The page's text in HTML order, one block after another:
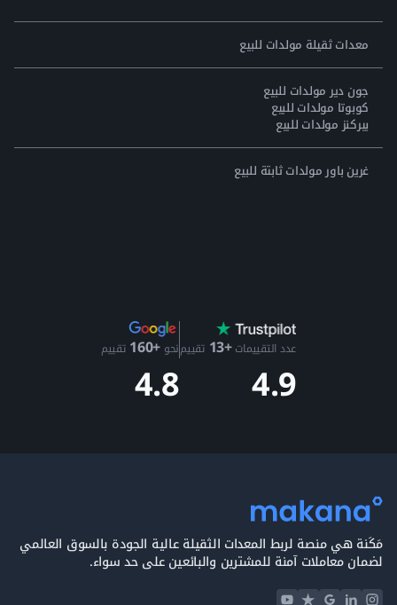
معدات ثقيلة مولدات للبيع
جون دير مولدات للبيع
كوبوتا مولدات للبيع
بيركنز مولدات للبيع
غرين باور مولدات ثابتة للبيع
عدد التقييمات+13 تقييم
4.9
نحو +160 تقييم
4.8
مَكَنة هي منصة لربط المعدات الثقيلة عالية الجودة بالسوق العالمي
لضمان معاملات آمنة للمشترين والبائعين على حد سواء.